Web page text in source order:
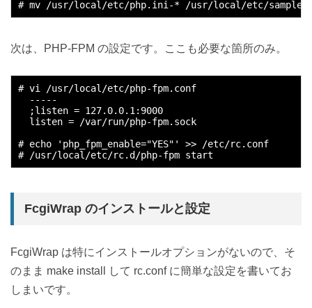
次は、PHP-FPM の設定です。ここも必要な箇所のみ。
# vi /usr/local/etc/php-fpm.conf
  -----
  ;listen = 127.0.0.1:9000
  listen = /var/run/php-fpm.sock
# echo 'php_fpm_enable="YES"' >> /etc/rc.conf
FcgiWrap のインストールと設定
FcgiWrap は特にインストールオプションがないので、そ
のまま make install して rc.conf に簡単な設定を書いてお
しまいです。